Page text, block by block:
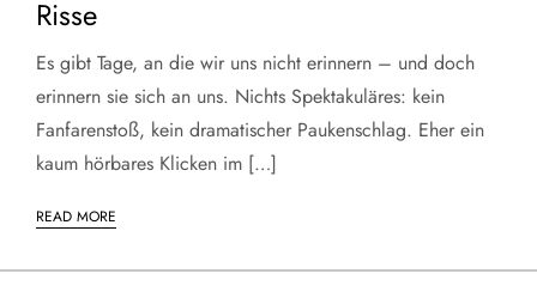
Risse
Es gibt Tage, an die wir uns nicht erinnern – und doch
erinnern sie sich an uns. Nichts Spektakuläres: kein
Fanfarenstoß, kein dramatischer Paukenschlag. Eher ein
kaum hörbares Klicken im […]
READ MORE